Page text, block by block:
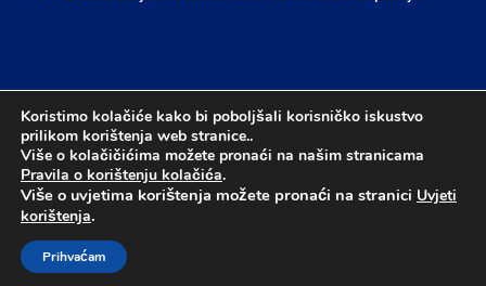
Uvjeti korištenja
Pravila o korištenju kolačića
Mapa web stranice
Koristimo kolačiće kako bi poboljšali korisničko iskustvo
prilikom korištenja web stranice..
Više o kolačičićima možete pronaći na našim stranicama
Pravila o korištenju kolačića.
Više o uvjetima korištenja možete pronaći na stranici Uvjeti
korištenja.
Prihvaćam